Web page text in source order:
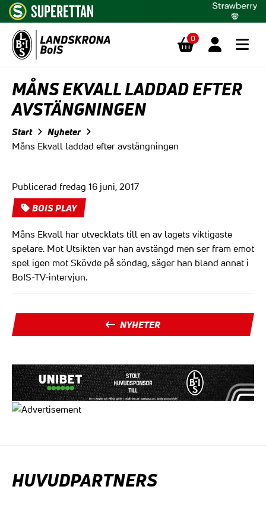
0
MÅNS EKVALL LADDAD EFTER
AVSTÄNGNINGEN
Start Nyheter
Måns Ekvall laddad efter avstängningen
Publicerad fredag 16 juni, 2017
BOIS PLAY
Måns Ekvall har utvecklats till en av lagets viktigaste
spelare. Mot Utsikten var han avstängd men ser fram emot
spel igen mot Skövde på söndag, säger han bland annat i
BoIS-TV-intervjun.
NYHETER
HUVUDPARTNERS